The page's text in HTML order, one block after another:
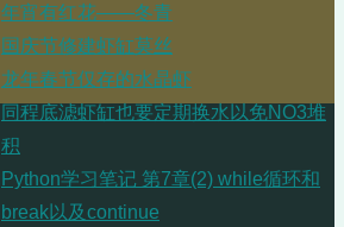
年宵有红花——冬青
国庆节修建虾缸莫丝
龙年春节仅存的水晶虾
同程底滤虾缸也要定期换水以免NO3堆
积
Python学习笔记 第7章(2) while循环和
break以及continue